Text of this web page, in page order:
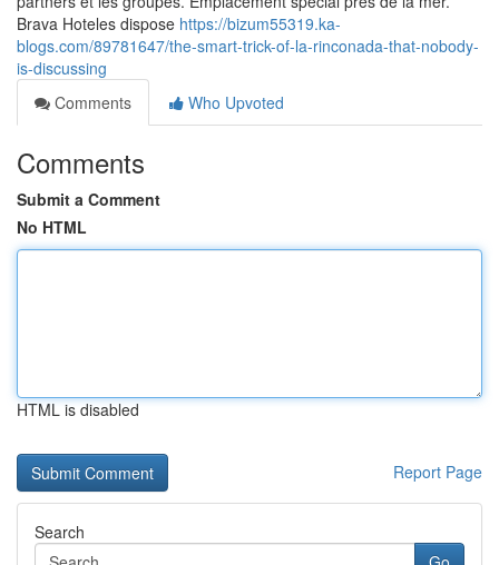
Brava Hoteles dispose https://bizum55319.ka-
blogs.com/89781647/the-smart-trick-of-la-rinconada-that-nobody-
is-discussing
Comments
Who Upvoted
Comments
Submit a Comment
No HTML
HTML is disabled
Report Page
Search